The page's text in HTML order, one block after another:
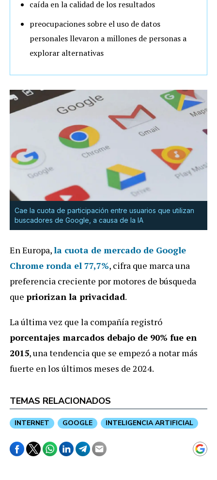
caída en la calidad de los resultados
preocupaciones sobre el uso de datos
personales llevaron a millones de personas a
explorar alternativas
Cae la cuota de participación entre usuarios que utilizan
buscadores de Google, a causa de la IA
En Europa,la cuota de mercado de Google
Chrome ronda el 77,7%, cifra que marca una
preferencia creciente por motores de búsqueda
que priorizan la privacidad.
La última vez que la compañía registró
porcentajes marcados debajo de 90% fue en
2015, una tendencia que se empezó a notar más
fuerte en los últimos meses de 2024.
TEMAS RELACIONADOS
INTERNET GOOGLE INTELIGENCIA ARTIFICIAL